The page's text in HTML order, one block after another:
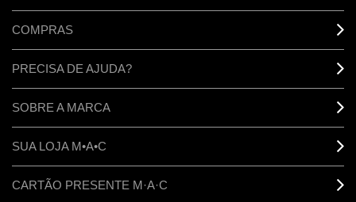
COMPRAS
PRECISA DE AJUDA?
SOBRE A MARCA
SUA LOJA M•A•C
CARTÃO PRESENTE M·A·C